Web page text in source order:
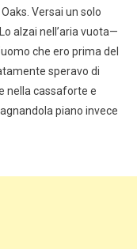
Versai un solo
alzai nell’aria vuota—
che ero prima del
speravo di
nella cassaforte e
piano invece